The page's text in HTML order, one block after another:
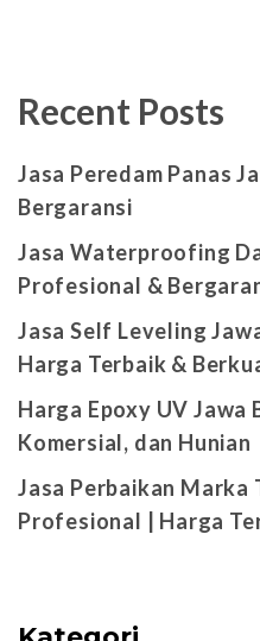
Recent Posts
Jasa Peredam Panas
Bergaransi
Jasa Waterproofing
Profesional &
Jasa Self Leveling
Harga Terbaik &
Harga Epoxy UV
Komersial, dan Hunian
Jasa Perbaikan
Profesional | Harga